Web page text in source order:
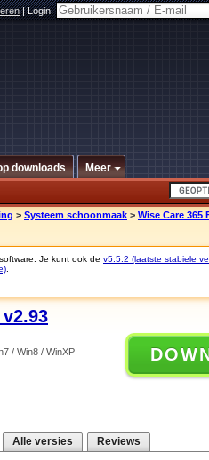
|Login:
downloads Meer
> Systeem schoonmaak > Wise Care 365
Je kunt ook de v5.5.2 (laatste stabiele
/ Win8 / WinXP
Alle versies Reviews